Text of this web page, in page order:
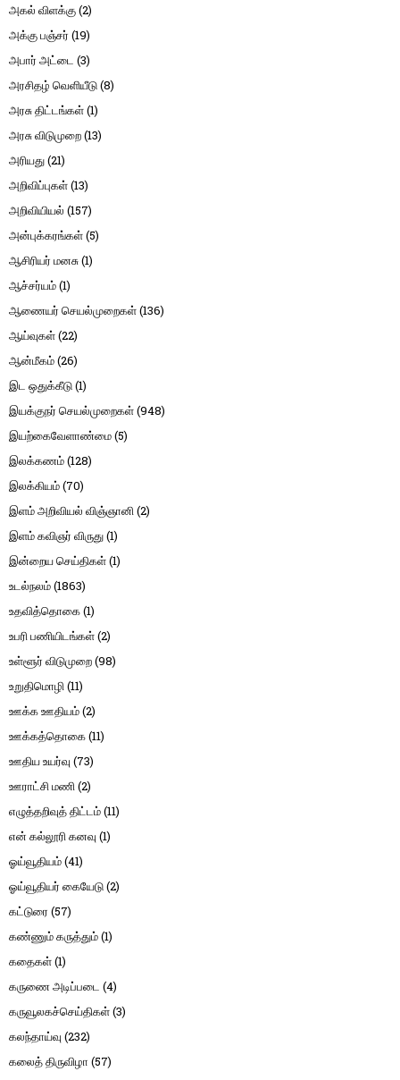
அகல் விளக்கு(2)
அக்கு பஞ்சர் (19)
அபார் அட்டை (3)
அரசிதழ் வெளியீடு(8)
அரசு திட்டங்கள்(1)
அரசு விடுமுறை(13)
அரியது(21)
அறிவிப்புகள்(13)
அறிவியியல் (157)
அன்புக்கரங்கள்(5)
ஆசிரியர் மனசு(1)
ஆச்சர்யம்(1)
ஆணையர் செயல்முறைகள்(136)
ஆய்வுகள்(22)
ஆன்மீகம்(26)
இட ஒதுக்கீடு(1)
இயக்குநர் செயல்முறைகள்(948)
இயற்கைவேளாண்மை(5)
இலக்கணம்(128)
இலக்கியம்(70)
இளம் அறிவியல் விஞ்ஞானி(2)
இளம் கவிஞர் விருது(1)
இன்றைய செய்திகள்(1)
உடல்நலம்(1863)
உதவித்தொகை(1)
உபரி பணியிடங்கள்(2)
உள்ளூர் விடுமுறை(98)
உறுதிமொழி(11)
ஊக்க ஊதியம்(2)
ஊக்கத்தொகை(11)
ஊதிய உயர்வு (73)
ஊராட்சி மணி(2)
எழுத்தறிவுத் திட்டம்(11)
என் கல்லூரி கனவு (1)
ஓய்வூதியம்(41)
ஓய்வூதியர் கையேடு(2)
கட்டுரை (57)
கண்ணும் கருத்தும்(1)
கதைகள்(1)
கருணை அடிப்படை (4)
கருவூலகச்செய்திகள்(3)
கலந்தாய்வு (232)
கலைத் திருவிழா (57)